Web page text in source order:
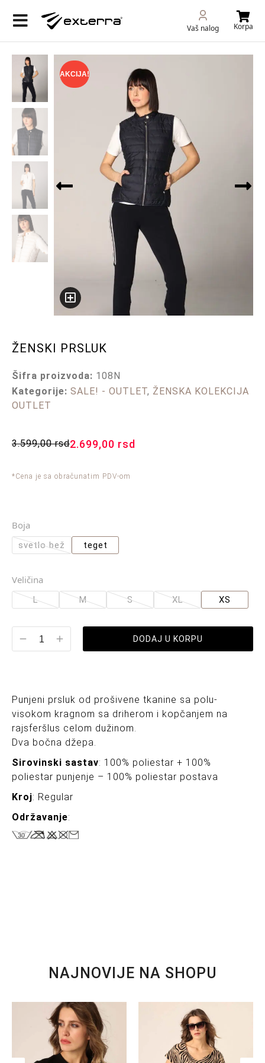
Vaš nalog Korpa
AKCIJA!
ŽENSKI PRSLUK
Šifra proizvoda: 108N
Kategorije: SALE! - OUTLET, ŽENSKA KOLEKCIJA
OUTLET
3.599,00rsd2.699,00 rsd
*Cena je sa obračunatim PDV-om
Boja
svetlo bež teget
Veličina
L M S XL XS
DODAJ U KORPU
Punjeni prsluk od prošivene tkanine sa polu-
visokom kragnom sa driherom i kopčanjem na
rajsferšlus celom dužinom.
Dva bočna džepa.
Sirovinski sastav: 100% poliestar + 100%
poliestar punjenje – 100% poliestar postava
Kroj: Regular
Održavanje:
NAJNOVIJE NA SHOPU